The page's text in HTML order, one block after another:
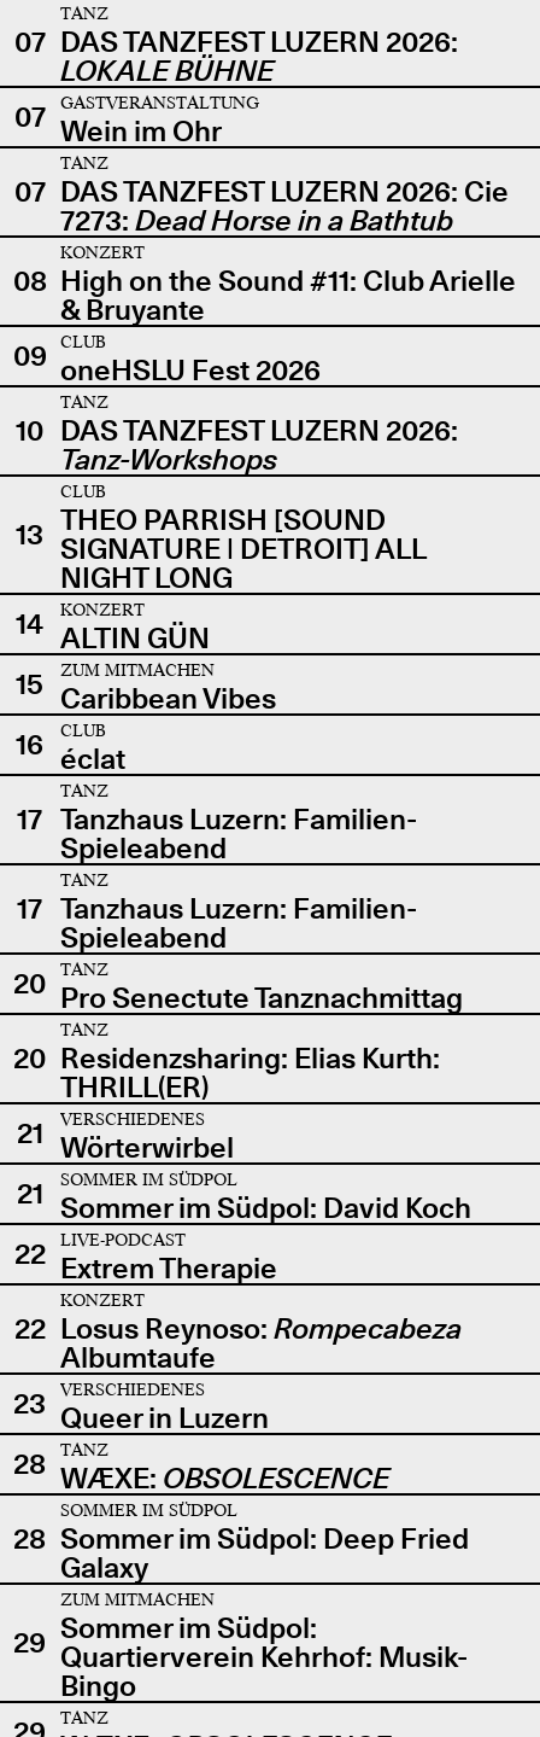
07
TANZ
DAS TANZFEST LUZERN 2026:
LOKALE BÜHNE
07
GASTVERANSTALTUNG
Wein im Ohr
07
TANZ
DAS TANZFEST LUZERN 2026: Cie
7273: Dead Horse in a Bathtub
08
KONZERT
High on the Sound #11: Club Arielle
& Bruyante
09
CLUB
oneHSLU Fest 2026
10
TANZ
DAS TANZFEST LUZERN 2026:
Tanz-Workshops
13
CLUB
THEO PARRISH [SOUND
SIGNATURE | DETROIT] ALL
NIGHT LONG
14
KONZERT
ALTIN GÜN
15
ZUM MITMACHEN
Caribbean Vibes
16
CLUB
éclat
17
TANZ
Tanzhaus Luzern: Familien-
Spieleabend
17
TANZ
Tanzhaus Luzern: Familien-
Spieleabend
20
TANZ
Pro Senectute Tanznachmittag
20
TANZ
Residenzsharing: Elias Kurth:
THRILL(ER)
21
VERSCHIEDENES
Wörterwirbel
21
SOMMER IM SÜDPOL
Sommer im Südpol: David Koch
22
LIVE-PODCAST
Extrem Therapie
22
KONZERT
Losus Reynoso: Rompecabeza
Albumtaufe
23
VERSCHIEDENES
Queer in Luzern
28
TANZ
WÆXE: OBSOLESCENCE
28
SOMMER IM SÜDPOL
Sommer im Südpol: Deep Fried
Galaxy
29
ZUM MITMACHEN
Sommer im Südpol:
Quartierverein Kehrhof: Musik-
Bingo
TANZ